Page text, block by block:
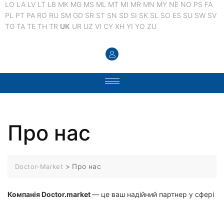
LO LA LV LT LB MK MG MS ML MT MI MR MN MY NE NO PS FA
PL PT PA RO RU SM GD SR ST SN SD SI SK SL SO ES SU SW SV
TG TA TE TH TR UK UR UZ VI CY XH YI YO ZU
Про нас
Doctor-Market > Про нас
Компанія Doctor.market— це ваш надійний партнер у сфері